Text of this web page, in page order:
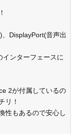
DisplayPort(音声出
ンターフェースに
2が付属しているの
リ！
性もあるので安心し